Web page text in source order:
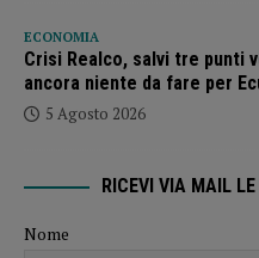
ECONOMIA
Crisi Realco, salvi tre punti
ancora niente da fare per
5 Agosto 2026
RICEVI VIA MAIL
Nome